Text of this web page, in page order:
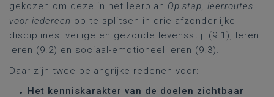
gekozen om deze in het leerplan Op.stap, leerroutes
voor iedereen op te splitsen in drie afzonderlijke
disciplines: veilige en gezonde levensstijl (9.1), leren
leren (9.2) en sociaal-emotioneel leren (9.3).
Daar zijn twee belangrijke redenen voor:
Het kenniskarakter van de doelen zichtbaar